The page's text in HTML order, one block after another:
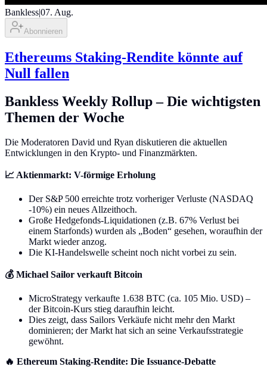
Bankless|07. Aug.
Abonnieren
Ethereums Staking-Rendite könnte auf
Null fallen
Bankless Weekly Rollup – Die wichtigsten
Themen der Woche
Die Moderatoren David und Ryan diskutieren die aktuellen
Entwicklungen in den Krypto- und Finanzmärkten.
📈 Aktienmarkt: V-förmige Erholung
Der S&P 500 erreichte trotz vorheriger Verluste (NASDAQ
-10%) ein neues Allzeithoch.
Große Hedgefonds-Liquidationen (z.B. 67% Verlust bei
einem Starfonds) wurden als „Boden“ gesehen, woraufhin der
Markt wieder anzog.
Die KI-Handelswelle scheint noch nicht vorbei zu sein.
💰 Michael Sailor verkauft Bitcoin
MicroStrategy verkaufte 1.638 BTC (ca. 105 Mio. USD) –
der Bitcoin-Kurs stieg daraufhin leicht.
Dies zeigt, dass Sailors Verkäufe nicht mehr den Markt
dominieren; der Markt hat sich an seine Verkaufsstrategie
gewöhnt.
🔥 Ethereum Staking-Rendite: Die Issuance-Debatte